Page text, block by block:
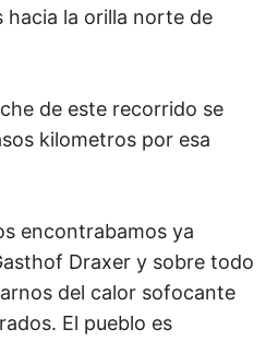
hacia la orilla norte de
de este recorrido se
kilometros por esa
encontrabamos ya
Draxer y sobre todo
del calor sofocante
El pueblo es